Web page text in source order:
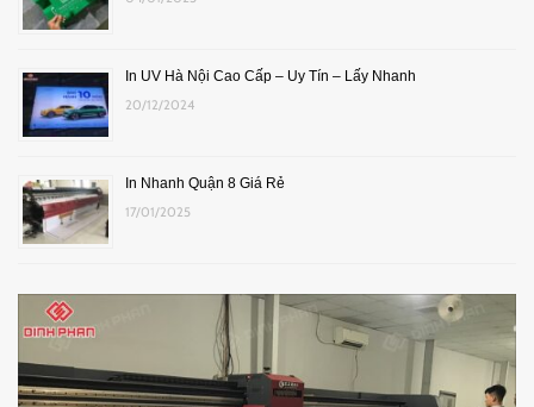
In UV Hà Nội Cao Cấp – Uy Tín – Lấy Nhanh
20/12/2024
In Nhanh Quận 8 Giá Rẻ
17/01/2025